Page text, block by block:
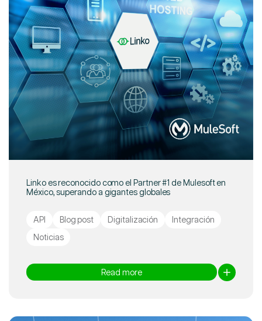
Linko es reconocido como el Partner #1 de Mulesoft en
México, superando a gigantes globales
API Blog post Digitalización
Integración
Noticias
Read more